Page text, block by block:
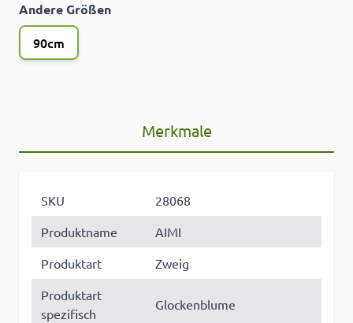
Andere Größen
90cm
Merkmale
SKU
28068
Produktname
AIMI
Produktart
Zweig
Produktart
spezifisch
Glockenblume